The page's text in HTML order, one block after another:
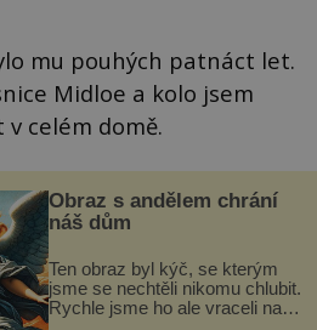
mu pouhých patnáct let.
Midloe a kolo jsem
celém domě.
Obraz s andělem chrání
náš dům
Ten obraz byl kýč, se kterým
jsme se nechtěli nikomu chlubit.
Rychle jsme ho ale vraceli na